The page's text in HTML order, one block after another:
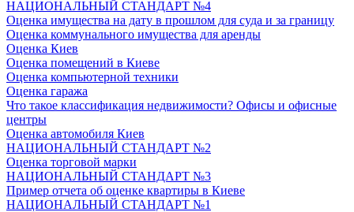
НАЦИОНАЛЬНЫЙ СТАНДАРТ №4
Оценка имущества на дату в прошлом для суда и за границу
Оценка коммунального имущества для аренды
Оценка Киев
Оценка помещений в Киеве
Оценка компьютерной техники
Оценка гаража
Что такое классификация недвижимости? Офисы и офисные
центры
Оценка автомобиля Киев
НАЦИОНАЛЬНЫЙ СТАНДАРТ №2
Оценка торговой марки
НАЦИОНАЛЬНЫЙ СТАНДАРТ №3
Пример отчета об оценке квартиры в Киеве
НАЦИОНАЛЬНЫЙ СТАНДАРТ №1